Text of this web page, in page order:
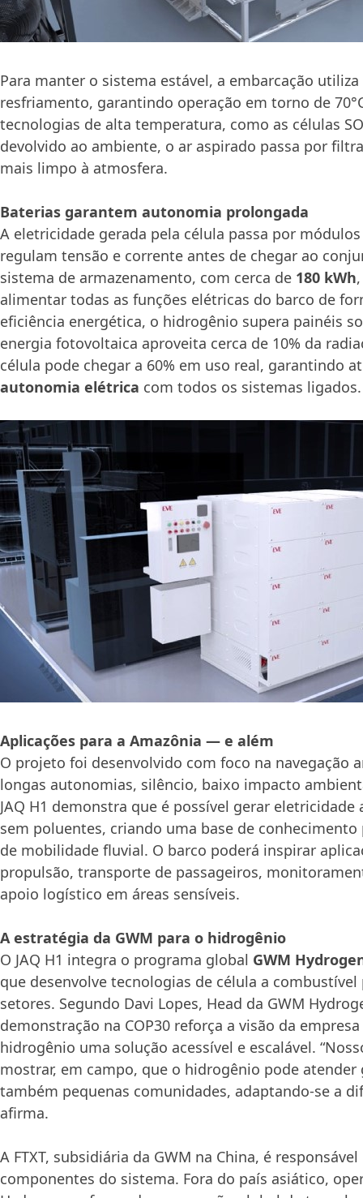
Para manter o sistema estável, a embarcação
resfriamento, garantindo operação em torno de
tecnologias de alta temperatura, como as células
devolvido ao ambiente, o ar aspirado passa por
mais limpo à atmosfera.
Baterias garantem autonomia prolongada
A eletricidade gerada pela célula passa por
regulam tensão e corrente antes de chegar ao
sistema de armazenamento, com cerca de 180 kWh
alimentar todas as funções elétricas do barco de
eficiência energética, o hidrogênio supera painéis
energia fotovoltaica aproveita cerca de 10% da
célula pode chegar a 60% em uso real, garantindo
autonomia elétrica com todos os sistemas ligados.
Aplicações para a Amazônia — e além
O projeto foi desenvolvido com foco na navegação
longas autonomias, silêncio, baixo impacto
JAQ H1 demonstra que é possível gerar
sem poluentes, criando uma base de conhecimento
de mobilidade fluvial. O barco poderá inspirar
propulsão, transporte de passageiros,
apoio logístico em áreas sensíveis.
A estratégia da GWM para o hidrogênio
O JAQ H1 integra o programa global GWM
que desenvolve tecnologias de célula a combustível
setores. Segundo Davi Lopes, Head da GWM
demonstração na COP30 reforça a visão da
hidrogênio uma solução acessível e escalável.
mostrar, em campo, que o hidrogênio pode
também pequenas comunidades, adaptando-se a
afirma.
A FTXT, subsidiária da GWM na China, é
componentes do sistema. Fora do país asiático,